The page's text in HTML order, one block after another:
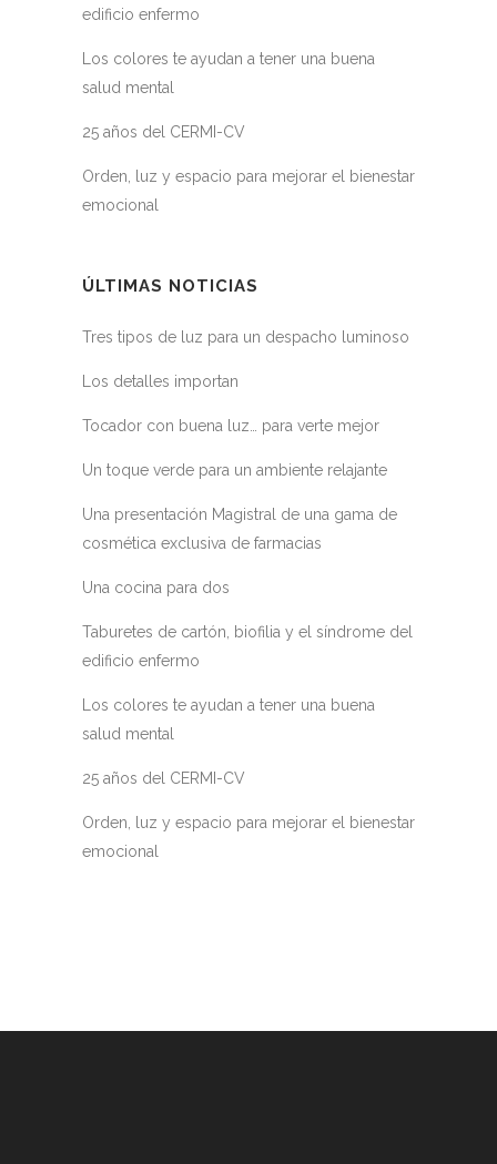
edificio enfermo
Los colores te ayudan a tener una buena
salud mental
25 años del CERMI-CV
Orden, luz y espacio para mejorar el bienestar
emocional
ÚLTIMAS NOTICIAS
Tres tipos de luz para un despacho luminoso
Los detalles importan
Tocador con buena luz… para verte mejor
Un toque verde para un ambiente relajante
Una presentación Magistral de una gama de
cosmética exclusiva de farmacias
Una cocina para dos
Taburetes de cartón, biofilia y el síndrome del
edificio enfermo
Los colores te ayudan a tener una buena
salud mental
25 años del CERMI-CV
Orden, luz y espacio para mejorar el bienestar
emocional